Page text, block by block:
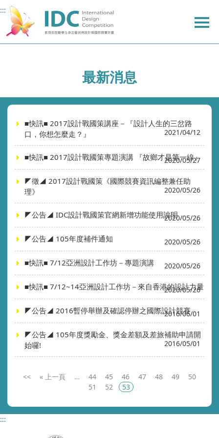
主
要
內
::: 主
要
內
上
方
選
最新消息
■快訊■ 2017設計戰國策講座－『設計人生的三岔路
口，你想怎麼走？』
2021/04/12
■快訊■ 2017設計戰國策專題演講 『故鄉才是第一線』
2020/05/27
◤徵◢ 2017設計戰國策《國際競賽資訊編整兼任助
理》
2020/05/26
◤公告◢ IDC設計戰國策官網新增功能使用說明2020/05/26
◤公告◢ 105年度補件通知 2020/05/26
■快訊■ 7/12亞洲設計工作坊－專題演講 2020/05/26
■快訊■ 7/12~14亞洲設計工作坊－來自香港的設計力量
2020/05/26
◤公告◢ 2016暫停舉辦及確認停辦之國際設計競賽
2016/06/01
◤公告◢ 105年度獎勵金、獎金差額及差旅補助申請開
始囉!
2016/05/01
<< « … 44 45 46 47 48 49
50
51
52 53
:::